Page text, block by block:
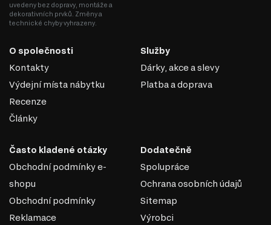
uvedeny bez dopravy, montáže a
dekorativních prvků. Změny a
technické chyby vyhrazeny.
O společnosti
Kontakty
Výdejní místa nábytku
Recenze
Články
Služby
Dárky, akce a slevy
Platba a doprava
Často kladené otázky
Obchodní podmínky e-
shopu
Obchodní podmínky
Reklamace
Dodatečně
Spolupráce
Ochrana osobních údajů
Sitemap
Výrobci